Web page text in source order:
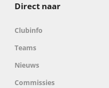
Direct naar
Clubinfo
Teams
Nieuws
Commissies